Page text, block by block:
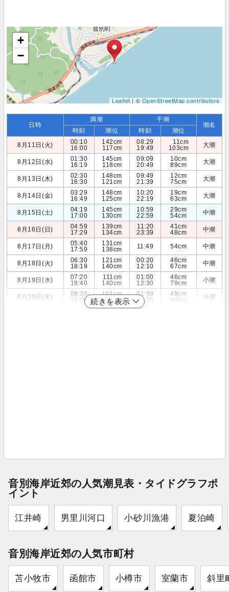
+
−
Leaflet| ©OpenStreetMap contributors
日時
満潮 干潮
潮名
時刻 潮位 時刻
潮位
8月11日(火)
00:10
16:00
142cm
117cm
08:29
19:49
11cm
103cm
大潮
8月12日(水)
01:30
16:19
145cm
118cm
09:09
20:49
10cm
89cm
大潮
8月13日(木)
02:30
16:30
148cm
121cm
09:49
21:39
12cm
75cm
大潮
8月14日(金)
03:29
16:49
148cm
125cm
10:20
22:19
19cm
63cm
大潮
8月15日(土)
04:19
17:00
145cm
130cm
10:59
22:59
29cm
54cm
中潮
8月16日(日)
04:59
17:29
139cm
134cm
11:20
23:39
41cm
48cm
中潮
8月17日(月)
05:40
17:59
131cm
138cm
11:49 54cm 中潮
8月18日(火)
06:30
18:19
121cm
140cm
00:20
12:10
46cm
67cm
中潮
8月19日(水)
07:20
18:40
111cm
140cm
01:00
12:30
46cm
79cm
小潮
8月20日(木)
08:30
19:00
101cm
138cm
01:59
12:39
48cm
90cm
小潮
続きを表示
音別海岸近郊の人気潮見表・タイドグラフポ
イント
江井崎 男里川河口 小砂川漁港 夏泊崎
音別海岸近郊の人気市町村
苫小牧市 函館市 小樽市 室蘭市 斜里